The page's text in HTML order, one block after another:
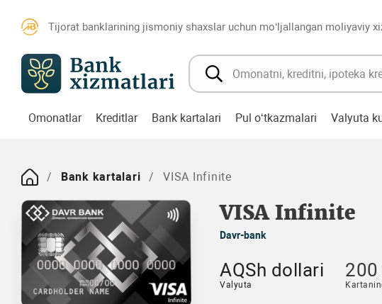
Tijorat banklarining jismoniy shaxslar uchun mo‘ljallangan moliyaviy
Omonatlar Kreditlar Bank kartalari Pul o‘tkazmalari Valyuta
Bank kartalari VISA Infinite
VISA Infinite
Davr-bank
AQSh dollari
Valyuta
200